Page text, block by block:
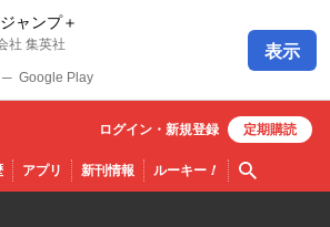
ャンプ＋
社 集英社
─ Google Play
表示
アプリ 新刊情報 ルーキー！ 検索
ログイン・ 新規登録 定期購読